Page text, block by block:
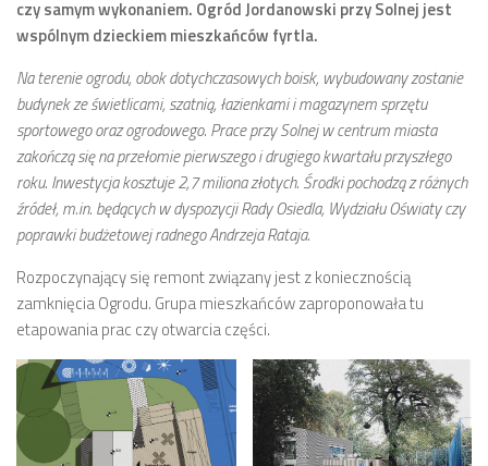
czy samym wykonaniem. Ogród Jordanowski przy Solnej jest
wspólnym dzieckiem mieszkańców fyrtla.
Na terenie ogrodu, obok dotychczasowych boisk, wybudowany zostanie
budynek ze świetlicami, szatnią, łazienkami i magazynem sprzętu
sportowego oraz ogrodowego. Prace przy Solnej w centrum miasta
zakończą się na przełomie pierwszego i drugiego kwartału przyszłego
roku. Inwestycja kosztuje 2,7 miliona złotych. Środki pochodzą z różnych
źródeł, m.in. będących w dyspozycji Rady Osiedla, Wydziału Oświaty czy
poprawki budżetowej radnego Andrzeja Rataja.
Rozpoczynający się remont związany jest z koniecznością
zamknięcia Ogrodu. Grupa mieszkańców zaproponowała tu
etapowania prac czy otwarcia części.